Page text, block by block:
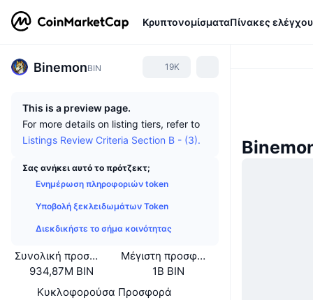
ΚρυπτονομίσματαΠίνακες ελέγχου
BinemonBIN 19K
This is a preview page.
For more details on listing tiers, refer to
Listings Review Criteria Section B - (3).
Σας ανήκει αυτό το πρότζεκτ;
Ενημέρωση πληροφοριών token
Υποβολή ξεκλειδωμάτων Token
Διεκδικήστε το σήμα κοινότητας
Συνολική προσφορά
934,87M BIN
Μέγιστη προσφορά
1B BIN
Κυκλοφορούσα Προσφορά